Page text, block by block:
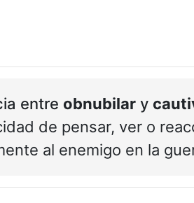
entre obnubilar y
de pensar, ver o
al enemigo en la